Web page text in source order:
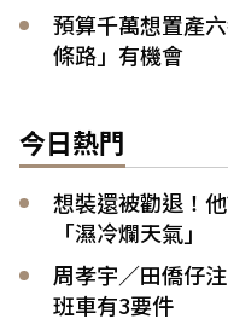
預算千萬想置產
條路」有機會
今日熱門
想裝還被勸退！
「濕冷爛天氣」
周孝宇／田僑仔
班車有3要件